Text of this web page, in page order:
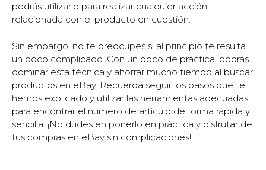
podrás utilizarlo para realizar cualquier acción
relacionada con el producto en cuestión.
Sin embargo, no te preocupes si al principio te resulta
un poco complicado. Con un poco de práctica, podrás
dominar esta técnica y ahorrar mucho tiempo al buscar
productos en eBay. Recuerda seguir los pasos que te
hemos explicado y utilizar las herramientas adecuadas
para encontrar el número de artículo de forma rápida y
sencilla. ¡No dudes en ponerlo en práctica y disfrutar de
tus compras en eBay sin complicaciones!